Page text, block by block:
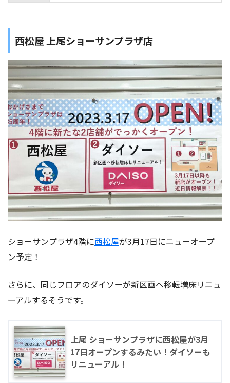
西松屋 上尾ショーサンプラザ店
ショーサンプラザ4階に西松屋が3月17日にニューオープ
ン予定！
さらに、同じフロアのダイソーが新区画へ移転増床リニュ
ーアルするそうです。
上尾 ショーサンプラザに西松屋が3月
17日オープンするみたい！ダイソーも
リニューアル！